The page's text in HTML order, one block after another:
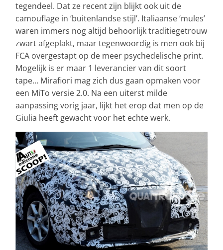
tegendeel. Dat ze recent zijn blijkt ook uit de
camouflage in ‘buitenlandse stijl’. Italiaanse ‘mules’
waren immers nog altijd behoorlijk traditiegetrouw
zwart afgeplakt, maar tegenwoordig is men ook bij
FCA overgestapt op de meer psychedelische print.
Mogelijk is er maar 1 leverancier van dit soort
tape… Mirafiori mag zich dus gaan opmaken voor
een MiTo versie 2.0. Na een uiterst milde
aanpassing vorig jaar, lijkt het erop dat men op de
Giulia heeft gewacht voor het echte werk.